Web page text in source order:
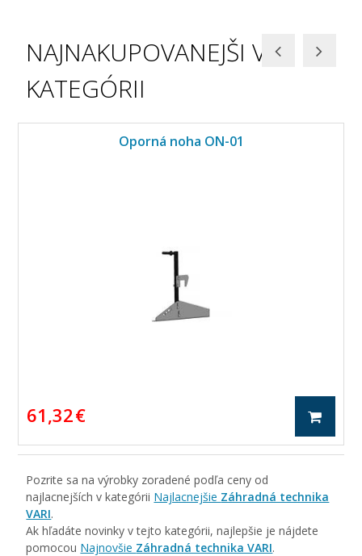
NAJNAKUPOVANEJŠI V
KATEGÓRII
Oporná noha ON-01
61,32 €
Pozrite sa na výrobky zoradené podľa ceny od
najlacnejších v kategórii Najlacnejšie Záhradná technika
VARI.
Ak hľadáte novinky v tejto kategórii, najlepšie je nájdete
pomocou Najnovšie Záhradná technika VARI.